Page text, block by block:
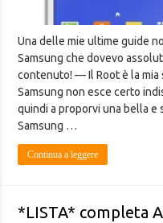
Una delle mie ultime guide
Samsung che dovevo
contenuto! — Il Root è la mia
Samsung non esce certo
quindi a proporvi una bella e
Samsung …
Continua a leggere
*LISTA* completa